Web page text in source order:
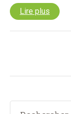
Lire plus